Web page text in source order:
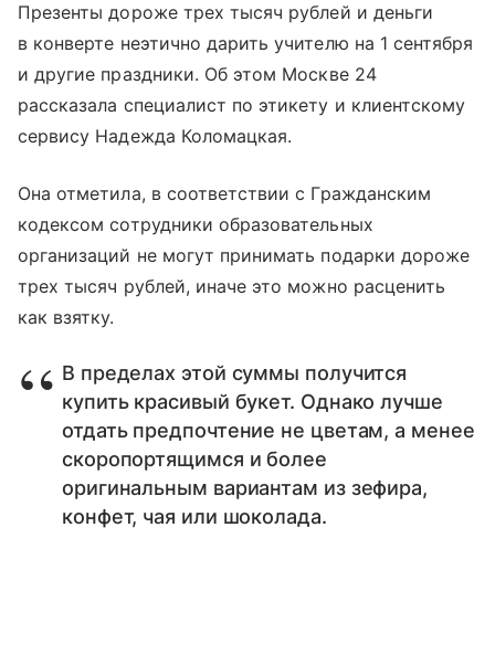
Презенты дороже трех тысяч рублей и деньги
в конверте неэтично дарить учителю на 1 сентября
и другие праздники. Об этом Москве 24
рассказала специалист по этикету и клиентскому
сервису Надежда Коломацкая.
Она отметила, в соответствии с Гражданским
кодексом сотрудники образовательных
организаций не могут принимать подарки дороже
трех тысяч рублей, иначе это можно расценить
как взятку.
В пределах этой суммы получится
купить красивый букет. Однако лучше
отдать предпочтение не цветам, а менее
скоропортящимся и более
оригинальным вариантам из зефира,
конфет, чая или шоколада.